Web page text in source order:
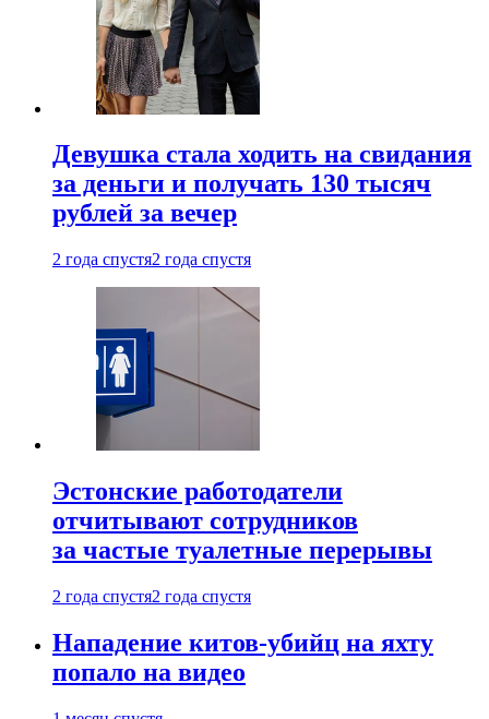
Девушка стала ходить на свидания
за деньги и получать 130 тысяч
рублей за вечер
2 года спустя2 года спустя
Эстонские работодатели
отчитывают сотрудников
за частые туалетные перерывы
2 года спустя2 года спустя
Нападение китов-убийц на яхту
попало на видео